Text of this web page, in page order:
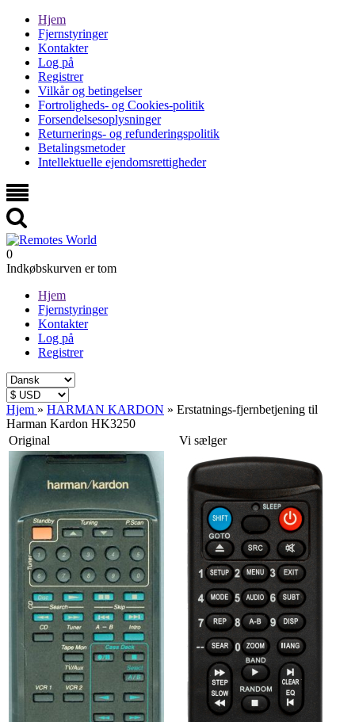
Hjem
Fjernstyringer
Kontakter
Log på
Registrer
Vilkår og betingelser
Fortroligheds- og Cookies-politik
Forsendelsesoplysninger
Returnerings- og refunderingspolitik
Betalingsmetoder
Intellektuelle ejendomsrettigheder
0
Indkøbskurven er tom
Hjem
Fjernstyringer
Kontakter
Log på
Registrer
Hjem » HARMAN KARDON » Erstatnings-fjernbetjening til
Harman Kardon HK3250
Original
Vi sælger